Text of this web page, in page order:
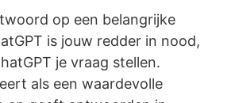
op een belangrijke
is jouw redder in nood,
je vraag stellen.
als een waardevolle